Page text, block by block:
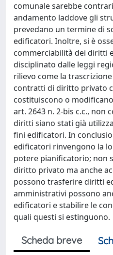
comunale sarebbe
andamento laddove gli
prevedano un termine di
edificatori. Inoltre, si è
commerciabilità dei diritti
disciplinato dalle leggi
rilievo come la
contratti di diritto privato
costituiscono o
art. 2643 n. 2-bis c.c., non
diritti siano stati già
fini edificatori. In
edificatori rinvengono la
potere pianificatorio; non
diritto privato ma anche
possono trasferire diritti
amministrativi possono
edificatori e stabilire le
quali questi si estinguono.
Scheda breve